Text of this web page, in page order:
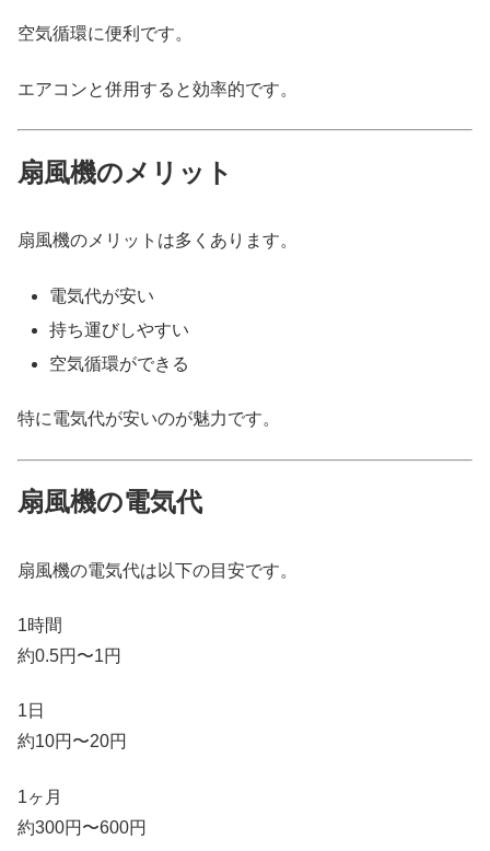
空気循環に便利です。
エアコンと併用すると効率的です。
扇風機のメリット
扇風機のメリットは多くあります。
電気代が安い
持ち運びしやすい
空気循環ができる
特に電気代が安いのが魅力です。
扇風機の電気代
扇風機の電気代は以下の目安です。
1時間
約0.5円〜1円
1日
約10円〜20円
1ヶ月
約300円〜600円